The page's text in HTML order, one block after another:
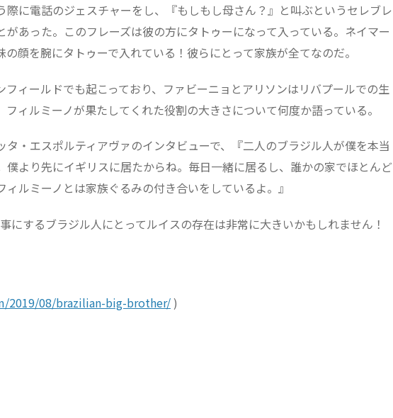
際に電話のジェスチャーをし、『もしもし母さん？』と叫ぶというセレブレ
があった。このフレーズは彼の方にタトゥーになって入っている。ネイマー
の顔を腕にタトゥーで入れている！彼らにとって家族が全てなのだ。
フィールドでも起こっており、ファビーニョとアリソンはリバプールでの生
フィルミーノが果たしてくれた役割の大きさについて何度か語っている。
タ・エスポルティアヴァのインタビューで、『二人のブラジル人が僕を本当
僕より先にイギリスに居たからね。毎日一緒に居るし、誰かの家でほとんど
ィルミーノとは家族ぐるみの付き合いをしているよ。』
にするブラジル人にとってルイスの存在は非常に大きいかもしれません！
2019/08/brazilian-big-brother/)